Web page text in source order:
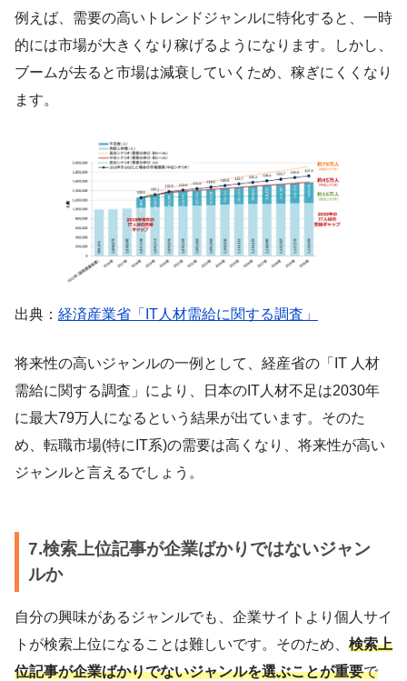
例えば、需要の高いトレンドジャンルに特化すると、一時
的には市場が大きくなり稼げるようになります。しかし、
ブームが去ると市場は減衰していくため、稼ぎにくくなり
ます。
出典： 経済産業省「IT人材需給に関する調査」
将来性の高いジャンルの一例として、経産省の「IT 人材
需給に関する調査」により、日本のIT人材不足は2030年
に最大79万人になるという結果が出ています。そのた
め、転職市場(特にIT系)の需要は高くなり、将来性が高い
ジャンルと言えるでしょう。
7.検索上位記事が企業ばかりではないジャン
ルか
自分の興味があるジャンルでも、企業サイトより個人サイ
トが検索上位になることは難しいです。そのため、 検索上
位記事が企業ばかりでないジャンルを選ぶことが重要で